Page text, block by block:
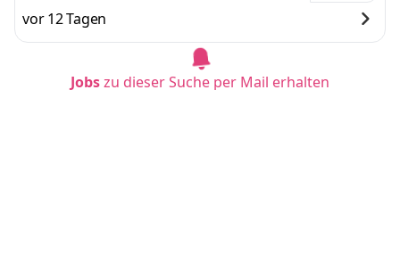
vor 12 Tagen
Jobszu dieser Suche per Mail erhalten